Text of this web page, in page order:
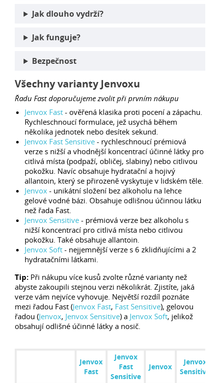
Jak dlouho vydrží?
Jak funguje?
Bezpečnost
Všechny varianty Jenvoxu
Řadu Fast doporučujeme zvolit při prvním nákupu
Jenvox Fast - ověřená klasika proti pocení a zápachu.
Rychleschnoucí formulace, jež usychá během
několika jednotek nebo desítek sekund.
Jenvox Fast Sensitive - rychleschnoucí prémiová
verze s nižší a vhodnější koncentrací účinné látky pro
citlivá místa (podpaží, obličej, slabiny) nebo citlivou
pokožku. Navíc obsahuje hydratační a hojivý
allantoin, který se přirozeně vyskytuje v lidském těle.
Jenvox - unikátní složení bez alkoholu na lehce
gelové vodné bázi. Obsahuje odlišnou účinnou látku
než řada Fast.
Jenvox Sensitive - prémiová verze bez alkoholu s
nižší koncentrací pro citlivá místa nebo citlivou
pokožku. Také obsahuje allantoin.
Jenvox Soft - nejjemnější verze s 6 zklidňujícími a 2
hydratačními látkami.
Tip: Při nákupu více kusů zvolte různé varianty než
abyste zakoupili stejnou verzi několikrát. Zjistíte, jaká
verze vám nejvíce vyhovuje. Největší rozdíl poznáte
mezi řadou Fast (Jenvox Fast, Fast Sensitive), gelovou
řadou (Jenvox, Jenvox Sensitive) a Jenvox Soft, jelikož
obsahují odlišné účinné látky a nosič.
Jenvox
Fast
Jenvox
Fast
Sensitive
Jenvox
Jenvox
Sensitive